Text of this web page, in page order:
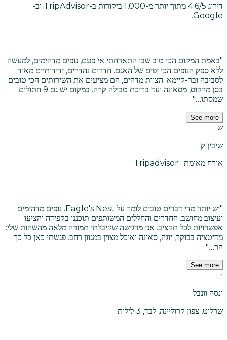
דירוג 4.6/5 מתוך יותר מ-1,000 ביקורות ב-TripAdvisor וב-
Google.
"באמת המקום הכי טוב שבו התארחתי אי פעם, נופים מדהימים, למעשה
ללא ספק הנופים הכי יפים של האגם. חדרים נהדרים, ידידותיים מאוד
לסביבה ובר-קיימא. הצוות מדהים, הם מציעים את השירותים הכי טובים
בסן מרקוס, מסאונה ועד בריכת טבילה קרה. במקום יש גם 9 חתולים
שמסתו…"
See more
ש
שיבין ק.
אורח מאומת · Tripadvisor
"
יש יותר מדי דברים טובים לומר על Eagle's Nest. נופים מדהימים
ועיצוב מחושב. החדרים והחללים המשותפים תוכננו בקפידה והציעו
אפשרויות לכל תקציב. אני מרגישה שקיבלתי תמורה מלאה מהשהות שלי:
מדיטציה בבוקר, יוגה, סאונה ואוכל מצוין במגוון רחב. פגשתי כאן כל כך
הר…"
See more
ו
ונסה וונבל
שרלוט, צפון קרוליינה, לבד, 3 לילות